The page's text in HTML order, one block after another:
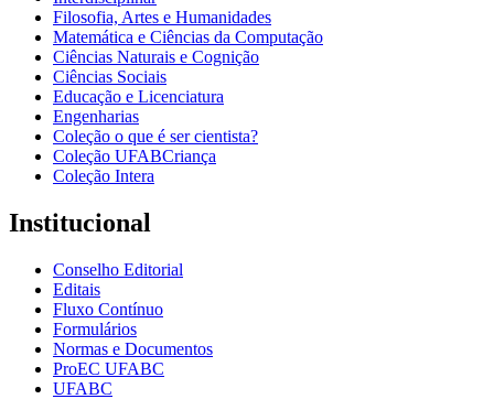
Filosofia, Artes e Humanidades
Matemática e Ciências da Computação
Ciências Naturais e Cognição
Ciências Sociais
Educação e Licenciatura
Engenharias
Coleção o que é ser cientista?
Coleção UFABCriança
Coleção Intera
Institucional
Conselho Editorial
Editais
Fluxo Contínuo
Formulários
Normas e Documentos
ProEC UFABC
UFABC